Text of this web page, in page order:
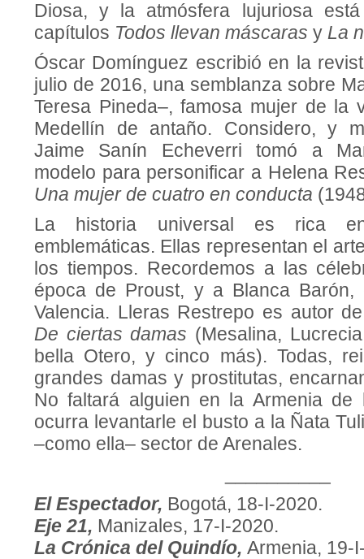
Diosa, y la atmósfera lujuriosa
capítulos Todos llevan máscaras y La
Óscar Domínguez escribió en la
julio de 2016, una semblanza sobre
Teresa Pineda–, famosa mujer de la
Medellín de antaño. Considero, y
Jaime Sanín Echeverri tomó a
modelo para personificar a Helena
Una mujer de cuatro en conducta
La historia universal es rica
emblemáticas. Ellas representan el
los tiempos. Recordemos a las
época de Proust, y a Blanca
Valencia. Lleras Restrepo es autor
De ciertas damas (Mesalina,
bella Otero, y cinco más). Todas,
grandes damas y prostitutas,
No faltará alguien en la Armenia
ocurra levantarle el busto a la Ñata
–como ella– sector de Arenales.
El Espectador, Bogotá, 18-I-2020.
Eje 21, Manizales, 17-I-2020.
La Crónica del Quindío, Armenia, 19-